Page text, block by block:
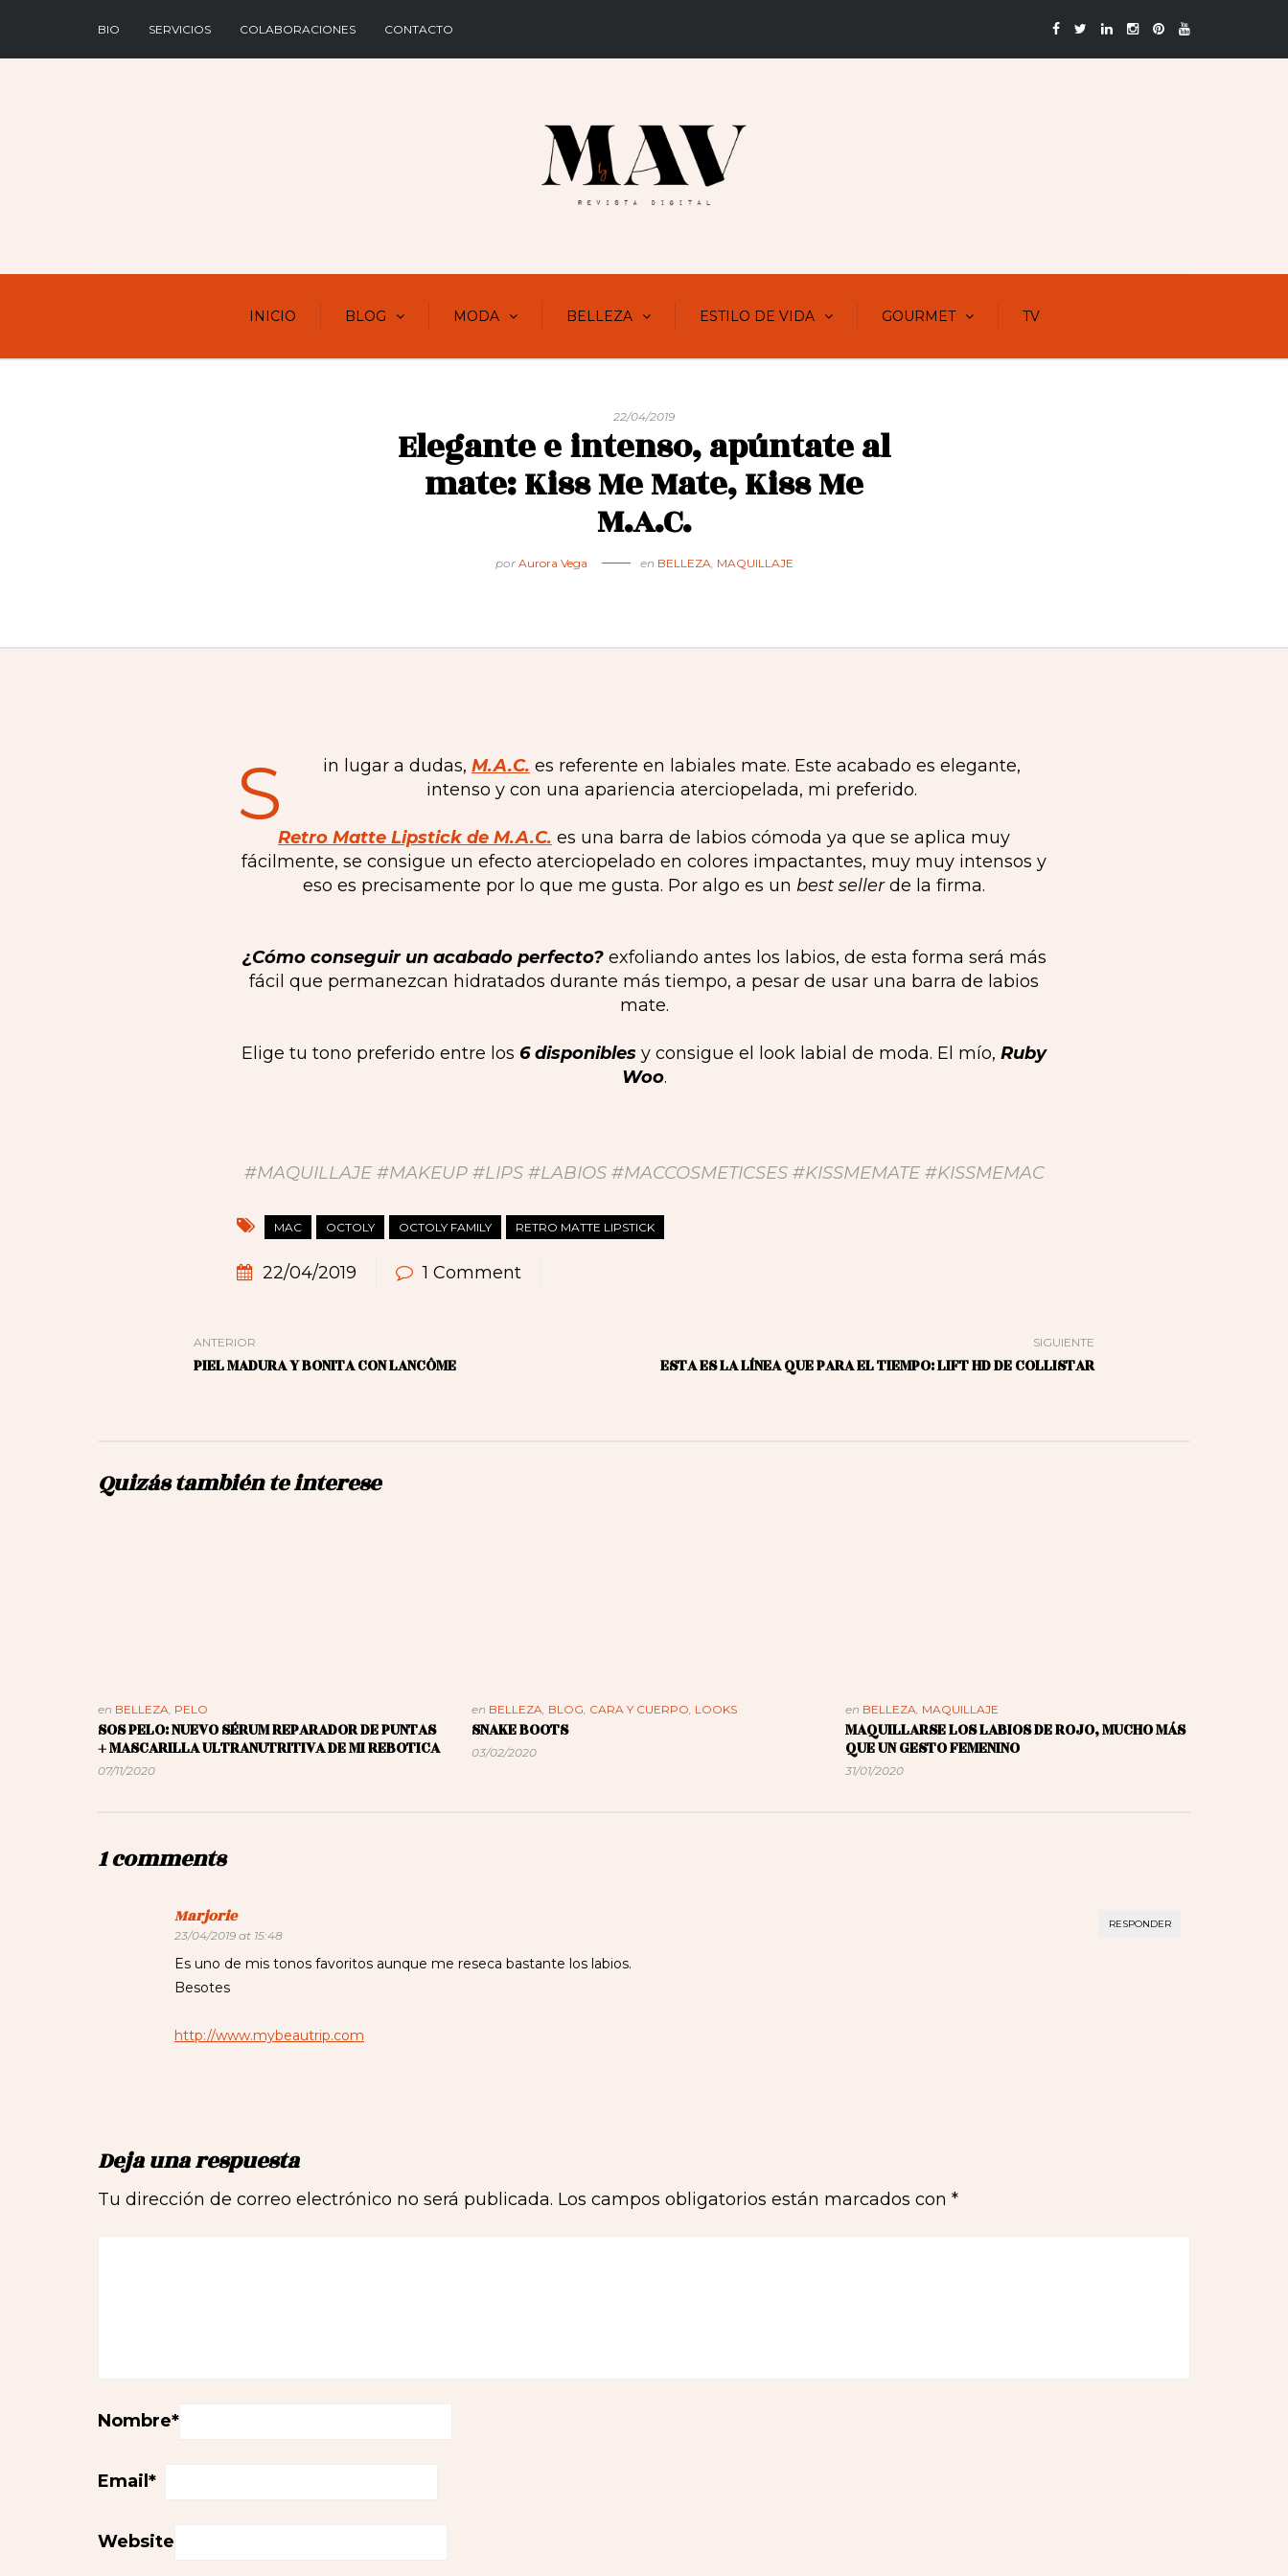
BIO SERVICIOS COLABORACIONES CONTACTO
INICIO BLOG MODA BELLEZA ESTILO DE VIDA GOURMET TV
22/04/2019
Elegante e intenso, apúntate al
mate: Kiss Me Mate, Kiss Me
M.A.C.
por Aurora Vega en BELLEZA, MAQUILLAJE
S in lugar a dudas, M.A.C. es referente en labiales mate. Este acabado es elegante,
intenso y con una apariencia aterciopelada, mi preferido.
Retro Matte Lipstick de M.A.C. es una barra de labios cómoda ya que se aplica muy
fácilmente, se consigue un efecto aterciopelado en colores impactantes, muy muy intensos y
eso es precisamente por lo que me gusta. Por algo es un best sellerde la firma.
¿Cómo conseguir un acabado perfecto? exfoliando antes los labios, de esta forma será más
fácil que permanezcan hidratados durante más tiempo, a pesar de usar una barra de labios
mate.
Elige tu tono preferido entre los 6 disponibles y consigue el look labial de moda. El mío, Ruby
Woo.
#MAQUILLAJE #MAKEUP #LIPS #LABIOS #MACCOSMETICSES #KISSMEMATE #KISSMEMAC
MAC OCTOLY OCTOLY FAMILY RETRO MATTE LIPSTICK
22/04/2019 1 Comment
ANTERIOR
PIEL MADURA Y BONITA CON LANCÔME
SIGUIENTE
ESTA ES LA LÍNEA QUE PARA EL TIEMPO: LIFT HD DE COLLISTAR
Quizás también te interese
en BELLEZA, PELO
SOS PELO: NUEVO SÉRUM REPARADOR DE PUNTAS
+ MASCARILLA ULTRANUTRITIVA DE MI REBOTICA
07/11/2020
en BELLEZA, BLOG, CARA Y CUERPO, LOOKS
SNAKE BOOTS
03/02/2020
en BELLEZA, MAQUILLAJE
MAQUILLARSE LOS LABIOS DE ROJO, MUCHO MÁS
QUE UN GESTO FEMENINO
31/01/2020
1 comments
RESPONDER
Marjorie
23/04/2019 at 15:48
Es uno de mis tonos favoritos aunque me reseca bastante los labios.
Besotes
http://www.mybeautrip.com
Deja una respuesta
Tu dirección de correo electrónico no será publicada. Los campos obligatorios están marcados con *
Nombre*
Email *
Website